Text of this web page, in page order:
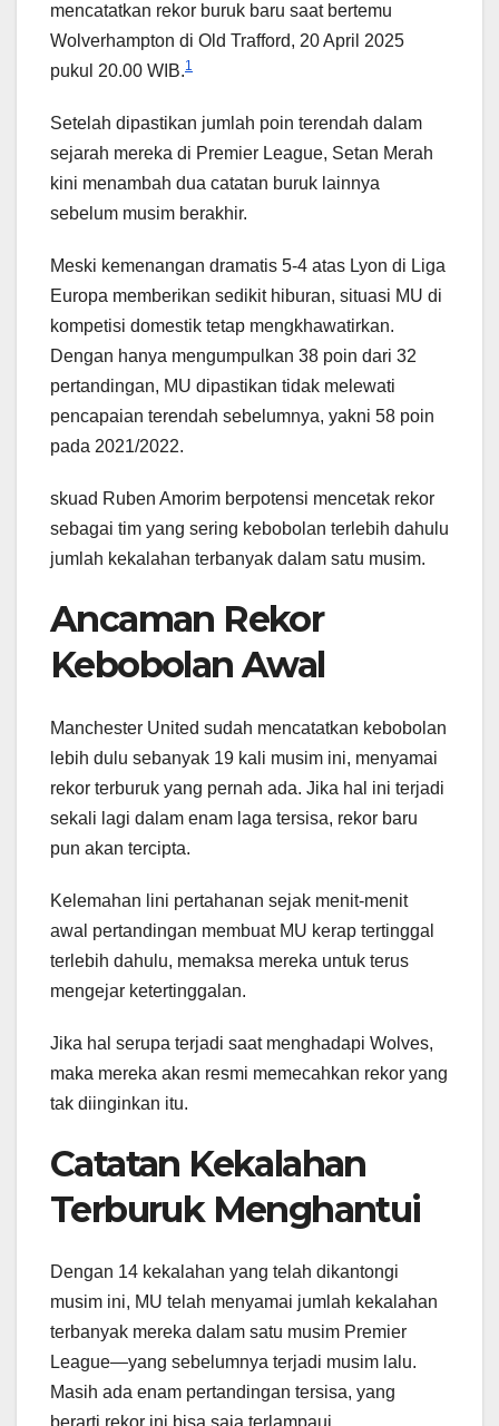
mencatatkan rekor buruk baru saat bertemu
Wolverhampton di Old Trafford, 20 April 2025
pukul 20.00 WIB.1
Setelah dipastikan jumlah poin terendah dalam
sejarah mereka di Premier League, Setan Merah
kini menambah dua catatan buruk lainnya
sebelum musim berakhir.
Meski kemenangan dramatis 5-4 atas Lyon di Liga
Europa memberikan sedikit hiburan, situasi MU di
kompetisi domestik tetap mengkhawatirkan.
Dengan hanya mengumpulkan 38 poin dari 32
pertandingan, MU dipastikan tidak melewati
pencapaian terendah sebelumnya, yakni 58 poin
pada 2021/2022.
skuad Ruben Amorim berpotensi mencetak rekor
sebagai tim yang sering kebobolan terlebih dahulu
jumlah kekalahan terbanyak dalam satu musim.
Ancaman Rekor
Kebobolan Awal
Manchester United sudah mencatatkan kebobolan
lebih dulu sebanyak 19 kali musim ini, menyamai
rekor terburuk yang pernah ada. Jika hal ini terjadi
sekali lagi dalam enam laga tersisa, rekor baru
pun akan tercipta.
Kelemahan lini pertahanan sejak menit-menit
awal pertandingan membuat MU kerap tertinggal
terlebih dahulu, memaksa mereka untuk terus
mengejar ketertinggalan.
Jika hal serupa terjadi saat menghadapi Wolves,
maka mereka akan resmi memecahkan rekor yang
tak diinginkan itu.
Catatan Kekalahan
Terburuk Menghantui
Dengan 14 kekalahan yang telah dikantongi
musim ini, MU telah menyamai jumlah kekalahan
terbanyak mereka dalam satu musim Premier
League—yang sebelumnya terjadi musim lalu.
Masih ada enam pertandingan tersisa, yang
berarti rekor ini bisa saja terlampaui.